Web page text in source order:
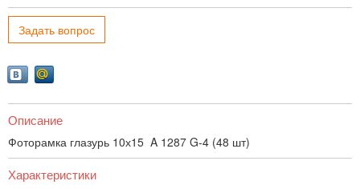
Задать вопрос
Описание
Фоторамка глазурь 10х15 A 1287 G-4 (48 шт)
Характеристики